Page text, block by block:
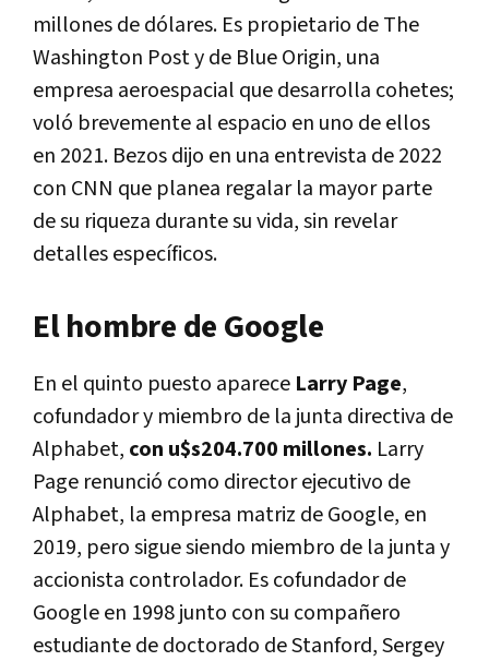
millones de dólares. Es propietario de The
Washington Post y de Blue Origin, una
empresa aeroespacial que desarrolla cohetes;
voló brevemente al espacio en uno de ellos
en 2021. Bezos dijo en una entrevista de 2022
con CNN que planea regalar la mayor parte
de su riqueza durante su vida, sin revelar
detalles específicos.
El hombre de Google
En el quinto puesto aparece Larry Page,
cofundador y miembro de la junta directiva de
Alphabet, con u$s204.700 millones. Larry
Page renunció como director ejecutivo de
Alphabet, la empresa matriz de Google, en
2019, pero sigue siendo miembro de la junta y
accionista controlador. Es cofundador de
Google en 1998 junto con su compañero
estudiante de doctorado de Stanford, Sergey